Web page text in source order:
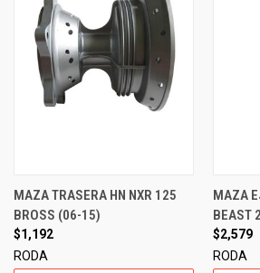
MAZA TRASERA HN NXR 125
BROSS (06-15)
$1,192
RODA
MAZA
BEAST
$2,579
RODA